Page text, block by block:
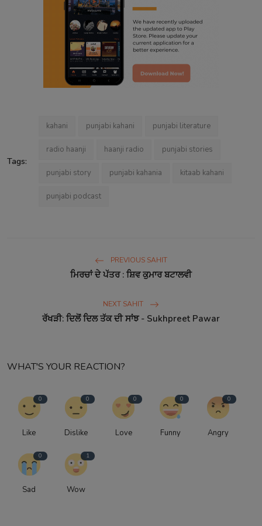
Tags:
kahani punjabi kahani punjabi literature
radio haanji haanji radio punjabi stories
punjabi story punjabi kahania kitaab kahani
punjabi podcast
PREVIOUS SAHIT
ਮਿਰਚਾਂ ਦੇ ਪੱਤਰ : ਸ਼ਿਵ ਕੁਮਾਰ ਬਟਾਲਵੀ
NEXT SAHIT
ਰੱਖੜੀ: ਦਿਲੋਂ ਦਿਲ ਤੱਕ ਦੀ ਸਾਂਝ - Sukhpreet Pawar
WHAT'S YOUR REACTION?
0
Like
0
Dislike
0
Love
0
Funny
0
Angry
0
Sad
1
Wow